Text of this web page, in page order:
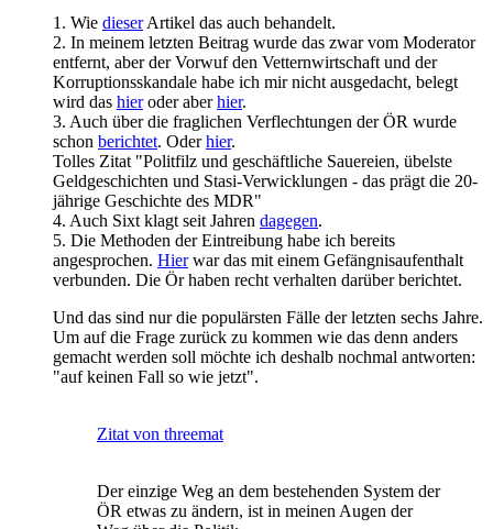
1. Wie dieserArtikel das auch behandelt.
2. In meinem letzten Beitrag wurde das zwar vom Moderator
entfernt, aber der Vorwuf den Vetternwirtschaft und der
Korruptionsskandale habe ich mir nicht ausgedacht, belegt
wird das hieroder aberhier.
3. Auch über die fraglichen Verflechtungen der ÖR wurde
schon berichtet. Oderhier.
Tolles Zitat "Politfilz und geschäftliche Sauereien, übelste
Geldgeschichten und Stasi-Verwicklungen - das prägt die 20-
jährige Geschichte des MDR"
4. Auch Sixt klagt seit Jahren dagegen.
5. Die Methoden der Eintreibung habe ich bereits
angesprochen. Hierwar das mit einem Gefängnisaufenthalt
verbunden. Die Ör haben recht verhalten darüber berichtet.
Und das sind nur die populärsten Fälle der letzten sechs Jahre.
Um auf die Frage zurück zu kommen wie das denn anders
gemacht werden soll möchte ich deshalb nochmal antworten:
"auf keinen Fall so wie jetzt".
Zitat von threemat
Der einzige Weg an dem bestehenden System der
ÖR etwas zu ändern, ist in meinen Augen der